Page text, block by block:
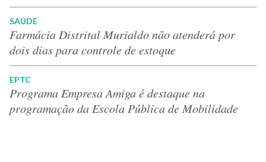
SAÚDE
Farmácia Distrital Murialdo não atenderá por
dois dias para controle de estoque
EPTC
Programa Empresa Amiga é destaque na
programação da Escola Pública de Mobilidade